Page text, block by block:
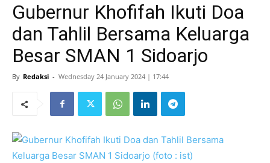
Gubernur Khofifah Ikuti Doa
dan Tahlil Bersama Keluarga
Besar SMAN 1 Sidoarjo
By Redaksi - Wednesday 24 January 2024 | 17:44